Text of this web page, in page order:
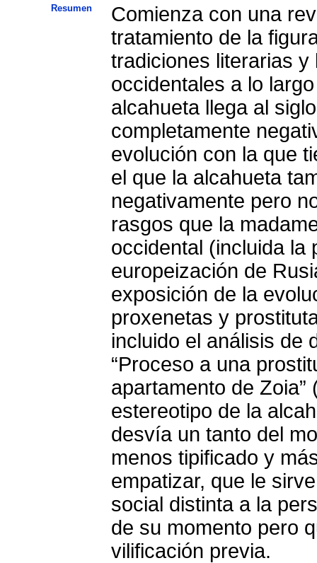
Resumen
Comienza con una
tratamiento de la
tradiciones literarias
occidentales a lo
alcahueta llega al
completamente
evolución con la que
el que la alcahueta
negativamente pero
rasgos que la
occidental (incluida la
europeización de
exposición de la
proxenetas y
incluido el análisis de
“Proceso a una
apartamento de
estereotipo de la
desvía un tanto del
menos tipificado y
empatizar, que le
social distinta a la
de su momento pero
vilificación previa.